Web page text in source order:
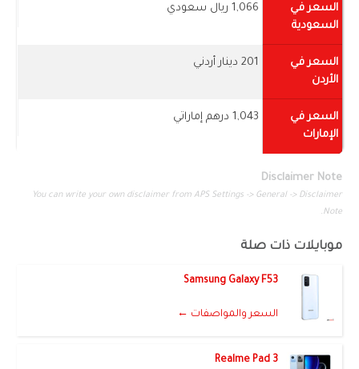
السعر في
السعودية
1,066 ريال سعودي
السعر في
الأردن
201 دينار أردني
السعر في
الإمارات
1,043 درهم إماراتي
Disclaimer Note
You can write your own disclaimer from APS Settings -> General -> Disclaimer
Note.
موبايلات ذات صلة
Samsung Galaxy F53
السعر والمواصفات ←
Realme Pad 3